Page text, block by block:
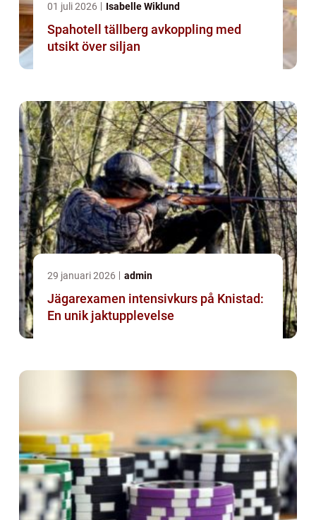
01 juli 2026 Isabelle Wiklund
Spahotell tällberg avkoppling med
utsikt över siljan
29 januari 2026 admin
Jägarexamen intensivkurs på Knistad:
En unik jaktupplevelse